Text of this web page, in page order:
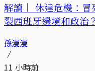
解讀｜ 休達危機：
裂西班牙邊境和政治？
孫漫漫
11 小時前